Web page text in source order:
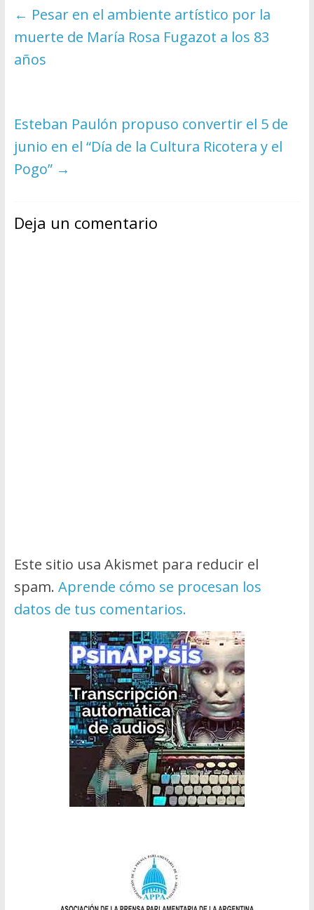
← Pesar en el ambiente artístico por la
muerte de María Rosa Fugazot a los 83
años
Esteban Paulón propuso convertir el 5 de
junio en el “Día de la Cultura Ricotera y el
Pogo” →
Deja un comentario
Este sitio usa Akismet para reducir el
spam. Aprende cómo se procesan los
datos de tus comentarios.